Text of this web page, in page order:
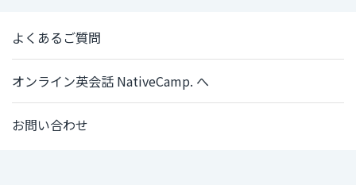
よくあるご質問
オンライン英会話 NativeCamp. へ
お問い合わせ